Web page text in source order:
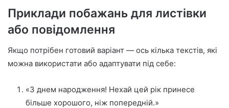
Приклади побажань для листівки
або повідомлення
Якщо потрібен готовий варіант — ось кілька текстів, які
можна використати або адаптувати під себе:
«З днем народження! Нехай цей рік принесе
більше хорошого, ніж попередній.»